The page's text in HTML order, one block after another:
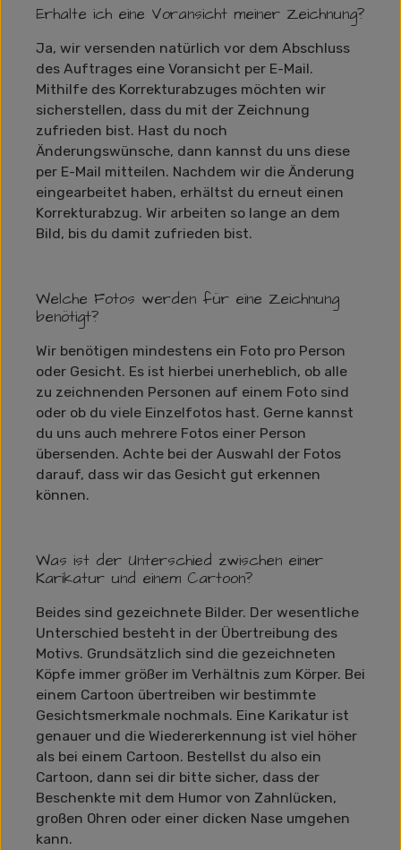
Erhalte ich eine Voransicht meiner Zeichnung?
Ja, wir versenden natürlich vor dem Abschluss
des Auftrages eine Voransicht per E-Mail.
Mithilfe des Korrekturabzuges möchten wir
sicherstellen, dass du mit der Zeichnung
zufrieden bist. Hast du noch
Änderungswünsche, dann kannst du uns diese
per E-Mail mitteilen. Nachdem wir die Änderung
eingearbeitet haben, erhältst du erneut einen
Korrekturabzug. Wir arbeiten so lange an dem
Bild, bis du damit zufrieden bist.
Welche Fotos werden für eine Zeichnung
benötigt?
Wir benötigen mindestens ein Foto pro Person
oder Gesicht. Es ist hierbei unerheblich, ob alle
zu zeichnenden Personen auf einem Foto sind
oder ob du viele Einzelfotos hast. Gerne kannst
du uns auch mehrere Fotos einer Person
übersenden. Achte bei der Auswahl der Fotos
darauf, dass wir das Gesicht gut erkennen
können.
Was ist der Unterschied zwischen einer
Karikatur und einem Cartoon?
Beides sind gezeichnete Bilder. Der wesentliche
Unterschied besteht in der Übertreibung des
Motivs. Grundsätzlich sind die gezeichneten
Köpfe immer größer im Verhältnis zum Körper. Bei
einem Cartoon übertreiben wir bestimmte
Gesichtsmerkmale nochmals. Eine Karikatur ist
genauer und die Wiedererkennung ist viel höher
als bei einem Cartoon. Bestellst du also ein
Cartoon, dann sei dir bitte sicher, dass der
Beschenkte mit dem Humor von Zahnlücken,
großen Ohren oder einer dicken Nase umgehen
kann.